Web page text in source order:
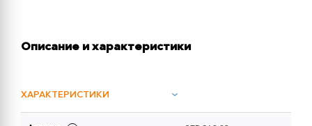
Описание и характеристики
ХАРАКТЕРИСТИКИ